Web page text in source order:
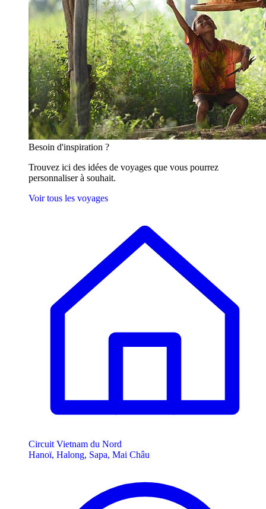
Besoin d'inspiration ?
Trouvez ici des idées de voyages que vous pourrez
personnaliser à souhait.
Voir tous les voyages
Circuit Vietnam du Nord
Hanoï, Halong, Sapa, Mai Châu